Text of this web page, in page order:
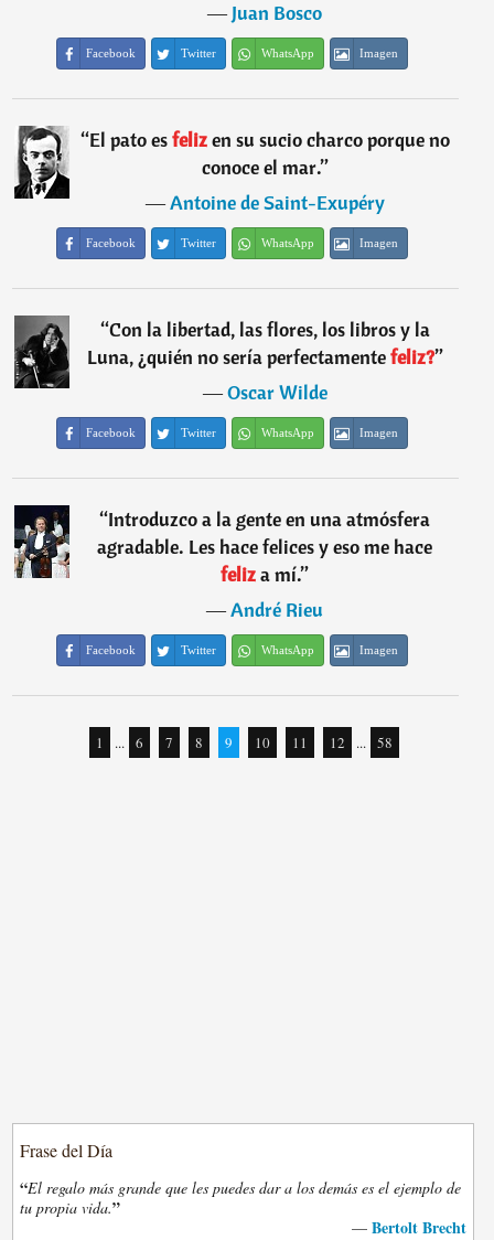
―Juan Bosco
Facebook Twitter WhatsApp Imagen
“El pato esfelizen su sucio charco porque no
conoce el mar.”
―Antoine de Saint-Exupéry
Facebook Twitter WhatsApp Imagen
“Con la libertad, las flores, los libros y la
Luna, ¿quién no sería perfectamentefeliz?”
―Oscar Wilde
Facebook Twitter WhatsApp Imagen
“Introduzco a la gente en una atmósfera
agradable. Les hace felices y eso me hace
feliza mí.”
―André Rieu
Facebook Twitter WhatsApp Imagen
1 ... 6 7 8 9 10 11 12 ... 58
Frase del Día
“El regalo más grande que les puedes dar a los demás es el ejemplo de
tu propia vida.”
— Bertolt Brecht